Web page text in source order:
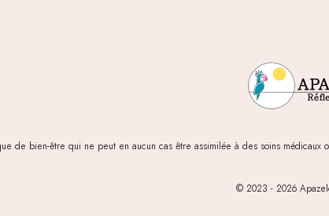
de bien-être qui ne peut en aucun cas être assimilée à des soins
© 2023 - 2026